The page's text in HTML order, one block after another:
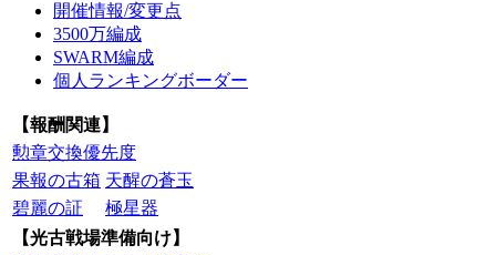
開催情報/変更点
3500万編成
SWARM編成
個人ランキングボーダー
【報酬関連】
勲章交換優先度
果報の古箱 天醒の蒼玉
碧麗の証
極星器
【光古戦場準備向け】